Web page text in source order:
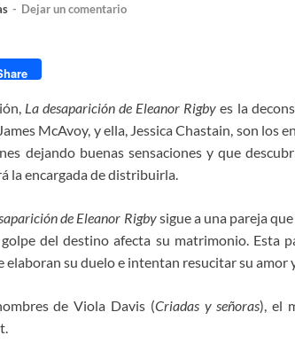
- Dejar un comentario
La desaparición de Eleanor Rigby es la
McAvoy, y ella, Jessica Chastain, son los
dejando buenas sensaciones y que
la encargada de distribuirla.
de Eleanor Rigbysigue a una pareja
del destino afecta su matrimonio. Esta
elaboran su duelo e intentan resucitar su amor
de Viola Davis (Criadas y señoras), el